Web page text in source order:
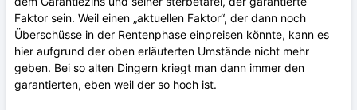
Faktor sein. Weil einen „aktuellen Faktor“, der dann noch
Überschüsse in der Rentenphase einpreisen könnte, kann es
hier aufgrund der oben erläuterten Umstände nicht mehr
geben. Bei so alten Dingern kriegt man dann immer den
garantierten, eben weil der so hoch ist.